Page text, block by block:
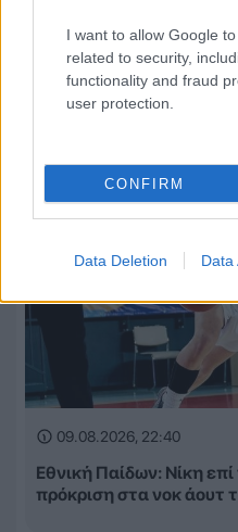
I want to allow Google
related to security,
functionality and fraud
user protection.
CONFIRM
Data Deletion Data
09.08.2026, 22:40
Εθνική Παίδων: Νίκη
πρόκριση στα νοκ άουτ